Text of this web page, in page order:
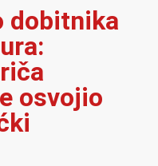
dobitnika
osvojio